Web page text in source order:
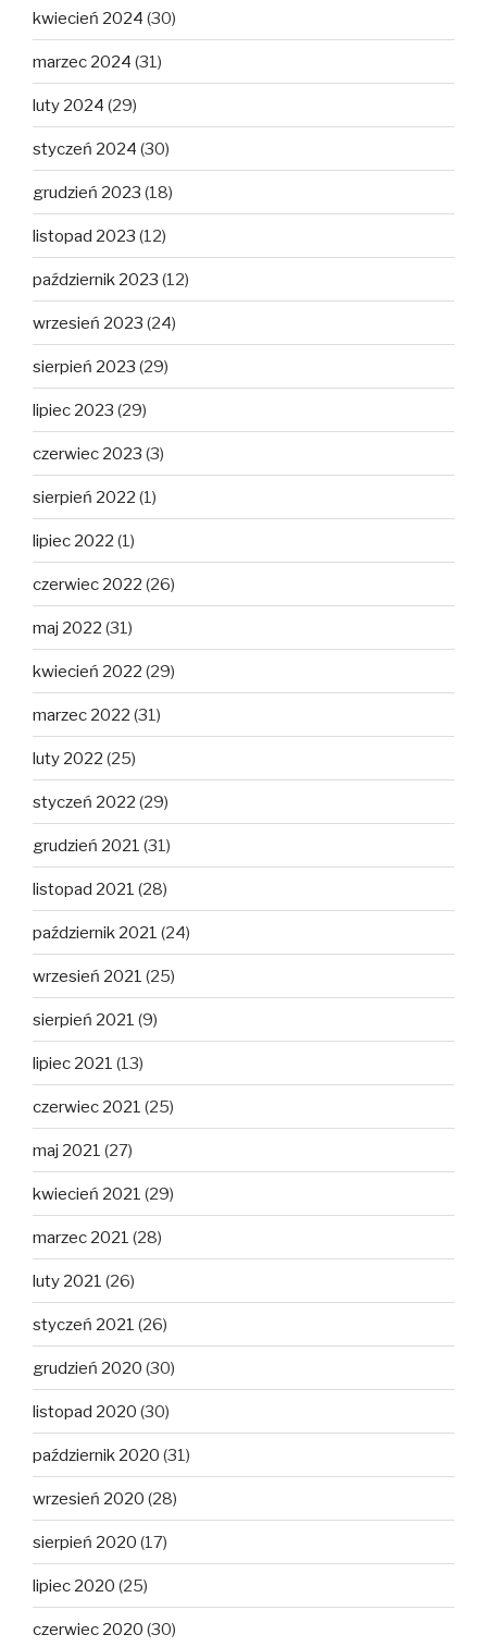
kwiecień 2024 (30)
marzec 2024 (31)
luty 2024 (29)
styczeń 2024 (30)
grudzień 2023 (18)
listopad 2023 (12)
październik 2023 (12)
wrzesień 2023 (24)
sierpień 2023 (29)
lipiec 2023 (29)
czerwiec 2023 (3)
sierpień 2022 (1)
lipiec 2022 (1)
czerwiec 2022 (26)
maj 2022 (31)
kwiecień 2022 (29)
marzec 2022 (31)
luty 2022 (25)
styczeń 2022 (29)
grudzień 2021 (31)
listopad 2021 (28)
październik 2021 (24)
wrzesień 2021 (25)
sierpień 2021 (9)
lipiec 2021 (13)
czerwiec 2021 (25)
maj 2021 (27)
kwiecień 2021 (29)
marzec 2021 (28)
luty 2021 (26)
styczeń 2021 (26)
grudzień 2020 (30)
listopad 2020 (30)
październik 2020 (31)
wrzesień 2020 (28)
sierpień 2020 (17)
lipiec 2020 (25)
czerwiec 2020 (30)